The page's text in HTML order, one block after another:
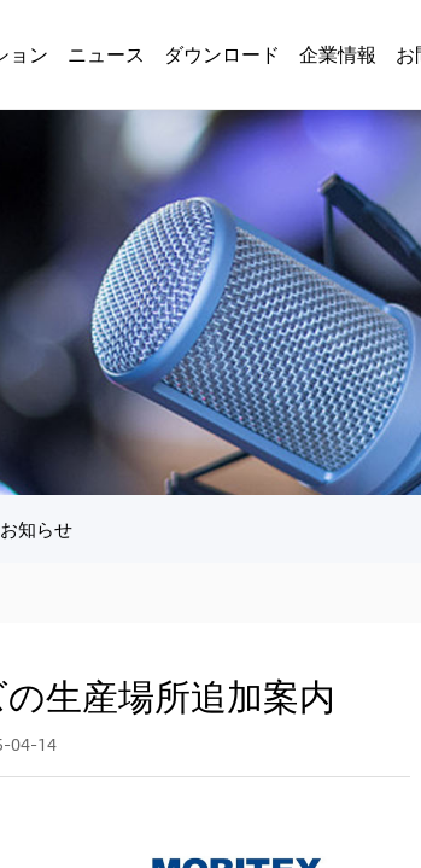
ョン ニュース ダウンロード 企業情報
知らせ
生産場所追加案内
04-14